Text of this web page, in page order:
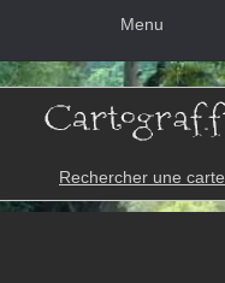
Menu
Rechercher une carte